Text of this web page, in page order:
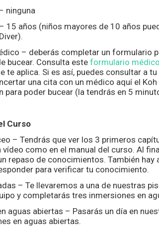
ninguna
15 años (niños mayores de 10 años
– deberás completar un formulario
bucear. Consulta este formulario médico
te aplica. Si es así, puedes consultar a
una cita con un médico aquí el
para poder bucear (la tendrás en 5
Curso
– Tendrás que ver los 3 primeros
vídeo como en el manual del curso. Al
repaso de conocimientos. También
para verificar tu conocimiento.
– Te llevaremos a una de nuestras
y completarás tres inmersiones en
aguas abiertas – Pasarás un día en
en aguas abiertas.